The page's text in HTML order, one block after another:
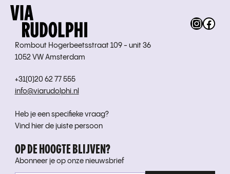
Rombout Hogerbeetsstraat 109 - unit 36
1052 VW Amsterdam
+31(0)20 62 77 555
info@viarudolphi.nl
Heb je een specifieke vraag?
Vind hier de juiste persoon
OP DE HOOGTE BLIJVEN?
Abonneer je op onze nieuwsbrief